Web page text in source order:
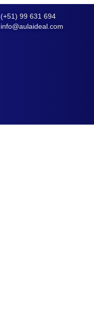
(+51) 99 631 694
info@aulaideal.com